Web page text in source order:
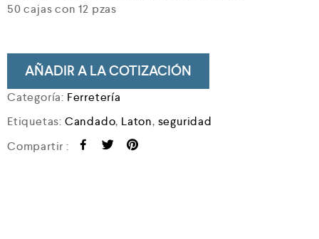
50 cajas con 12 pzas
AÑADIR A LA COTIZACIÓN
Categoría: Ferretería
Etiquetas: Candado, Laton, seguridad
Compartir :